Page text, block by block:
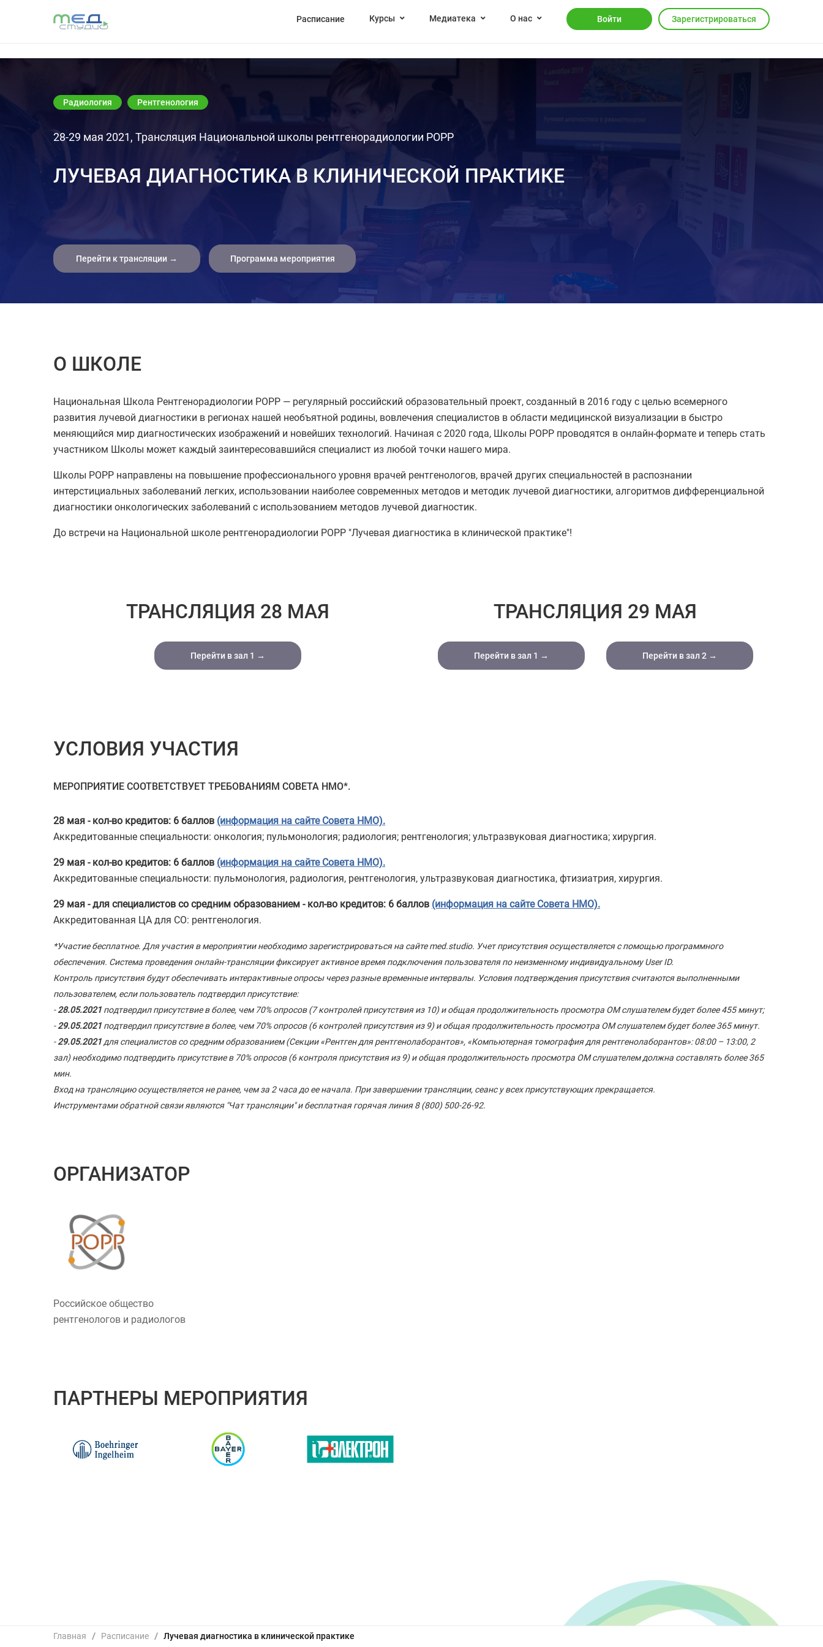
Расписание Курсы Медиатека О нас Войти Зарегистрироваться
Радиология Рентгенология
28-29 мая 2021, Трансляция Национальной школы рентгенорадиологии РОРР
ЛУЧЕВАЯ ДИАГНОСТИКА В КЛИНИЧЕСКОЙ ПРАКТИКЕ
Перейти к трансляции → Программа мероприятия
О ШКОЛЕ
Национальная Школа Рентгенорадиологии РОРР — регулярный российский образовательный проект, созданный в 2016 году с целью всемерного
развития лучевой диагностики в регионах нашей необъятной родины, вовлечения специалистов в области медицинской визуализации в быстро
меняющийся мир диагностических изображений и новейших технологий. Начиная с 2020 года, Школы РОРР проводятся в онлайн-формате и теперь стать
участником Школы может каждый заинтересовавшийся специалист из любой точки нашего мира.
Школы РОРР направлены на повышение профессионального уровня врачей рентгенологов, врачей других специальностей в распознании
интерстициальных заболеваний легких, использовании наиболее современных методов и методик лучевой диагностики, алгоритмов дифференциальной
диагностики онкологических заболеваний с использованием методов лучевой диагностик.
До встречи на Национальной школе рентгенорадиологии РОРР "Лучевая диагностика в клинической практике"!
ТРАНСЛЯЦИЯ 28 МАЯ
Перейти в зал 1 →
ТРАНСЛЯЦИЯ 29 МАЯ
Перейти в зал 1 → Перейти в зал 2 →
УСЛОВИЯ УЧАСТИЯ
МЕРОПРИЯТИЕ СООТВЕТСТВУЕТ ТРЕБОВАНИЯМ СОВЕТА НМО*.
28 мая - кол-во кредитов: 6 баллов (информация на сайте Совета НМО).
Аккредитованные специальности: онкология; пульмонология; радиология; рентгенология; ультразвуковая диагностика; хирургия.
29 мая - кол-во кредитов: 6 баллов (информация на сайте Совета НМО).
Аккредитованные специальности: пульмонология, радиология, рентгенология, ультразвуковая диагностика, фтизиатрия, хирургия.
29 мая - для специалистов со средним образованием - кол-во кредитов: 6 баллов (информация на сайте Совета НМО).
Аккредитованная ЦА для СО: рентгенология.
*Участие бесплатное. Для участия в мероприятии необходимо зарегистрироваться на сайте med.studio. Учет присутствия осуществляется с помощью программного
обеспечения. Система проведения онлайн-трансляции фиксирует активное время подключения пользователя по неизменному индивидуальному User ID.
Контроль присутствия будут обеспечивать интерактивные опросы через разные временные интервалы. Условия подтверждения присутствия считаются выполненными
пользователем, если пользователь подтвердил присутствие:
-28.05.2021 подтвердил присутствие в более, чем 70% опросов (7 контролей присутствия из 10) и общая продолжительность просмотра ОМ слушателем будет более 455 минут;
-29.05.2021 подтвердил присутствие в более, чем 70% опросов (6 контролей присутствия из 9) и общая продолжительность просмотра ОМ слушателем будет более 365 минут.
-29.05.2021 для специалистов со средним образованием (Секции «Рентген для рентгенолаборантов», «Компьютерная томография для рентгенолаборантов»: 08:00 – 13:00, 2
зал) необходимо подтвердить присутствие в 70% опросов (6 контроля присутствия из 9) и общая продолжительность просмотра ОМ слушателем должна составлять более 365
мин.
Вход на трансляцию осуществляется не ранее, чем за 2 часа до ее начала. При завершении трансляции, сеанс у всех присутствующих прекращается.
Инструментами обратной связи являются "Чат трансляции" и бесплатная горячая линия 8 (800) 500-26-92.
ОРГАНИЗАТОР
Российское общество
рентгенологов и радиологов
ПАРТНЕРЫ МЕРОПРИЯТИЯ
Главная / Расписание / Лучевая диагностика в клинической практике